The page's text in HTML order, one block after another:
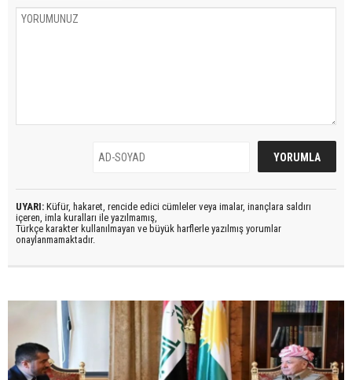
UYARI: Küfür, hakaret, rencide edici cümleler veya imalar, inançlara saldırı
içeren, imla kuralları ile yazılmamış,
Türkçe karakter kullanılmayan ve büyük harflerle yazılmış yorumlar
onaylanmamaktadır.